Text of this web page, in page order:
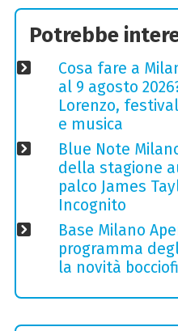
Potrebbe
Cosa fare a
al 9 agosto
Lorenzo,
e musica
Blue Note
della stagione
palco James
Incognito
Base Milano
programma
la novità